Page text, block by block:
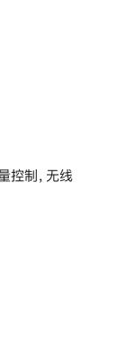
控制，无线